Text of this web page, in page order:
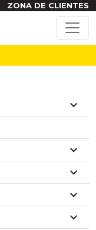
ZONA DE CLIENTES